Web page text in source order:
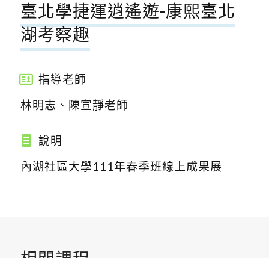
臺北學捷運逍遙遊-康熙臺北
湖考察趣
指導老師
林明志、陳宣靜老師
說明
內湖社區大學111年春季班線上成果展